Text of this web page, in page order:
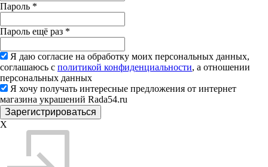
Пароль *
Пароль ещё раз *
Я даю согласие на обработку моих персональных данных,
соглашаюсь с политикой конфиденциальности, а отношении
персональных данных
Я хочу получать интересные предложения от интернет
магазина украшений Rada54.ru
X